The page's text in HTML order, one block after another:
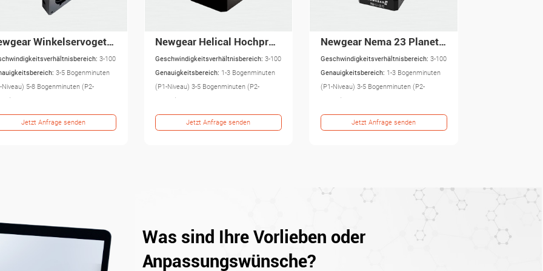
Newgear Helical Hochpräzisions-Planetengetriebe PA – ab Werk in China erhältlich
3-100
1-3 Bogenminuten
Niveau) 3-5 Bogenminuten (P2-
Jetzt Anfrage senden
Newgear Nema 23 Planetengetriebe PW mit hoher Drehmomentpräzision
Geschwindigkeitsverhältnisbereich: 3-100
Genauigkeitsbereich: 1-3 Bogenminuten
(P1-Niveau) 3-5 Bogenminuten (P2-
Jetzt Anfrage senden
Newgear Schrittmotor-Planetengetriebe PG ISO 9001 Hohe Qualität
Geschwindigkeitsverhältnisbereich: 4-100
Genauigkeitsbereich: 1-3 Bogenminuten
(P1-Ebene) 3-5 Bogenminuten (P2-Ebene)
Jetzt Anfrage senden
Was sind Ihre Vorlieben oder
Anpassungswünsche?